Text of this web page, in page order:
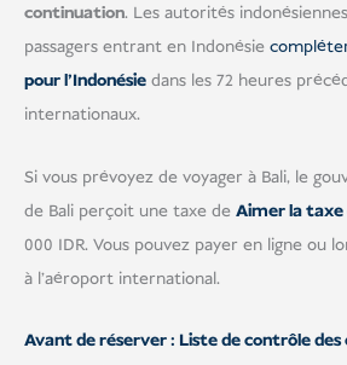
continuation. Les autorités
passagers entrant en Indonésie
pour l'Indonésie dans les 72 heures
internationaux.
Si vous prévoyez de voyager à Bali, le
de Bali perçoit une taxe de Aimer la taxe
000 IDR. Vous pouvez payer en ligne ou
à l'aéroport international.
Avant de réserver : Liste de contrôle